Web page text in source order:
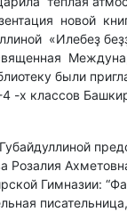
новой
«Илебеҙ
были
4 -х классов
Розалия
Гимназии: